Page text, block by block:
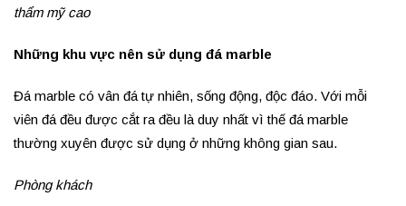
thẩm mỹ cao
Những khu vực nên sử dụng đá marble
Đá marble có vân đá tự nhiên, sống động, độc đáo. Với mỗi
viên đá đều được cắt ra đều là duy nhất vì thế đá marble
thường xuyên được sử dụng ở những không gian sau.
Phòng khách